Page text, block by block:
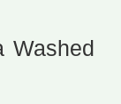
Washed